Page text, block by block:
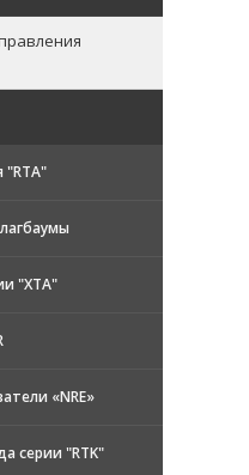
"RTA"
"XTA"
«NRE»
серии "RTK"